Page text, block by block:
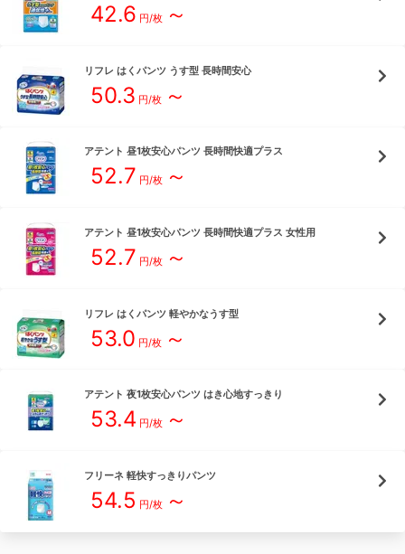
42.6 円/枚 ～
リフレ はくパンツ うす型 長時間安心
50.3 円/枚 ～
アテント 昼1枚安心パンツ 長時間快適プラス
52.7 円/枚 ～
アテント 昼1枚安心パンツ 長時間快適プラス 女性用
52.7 円/枚 ～
リフレ はくパンツ 軽やかなうす型
53.0 円/枚 ～
アテント 夜1枚安心パンツ はき心地すっきり
53.4 円/枚 ～
フリーネ 軽快すっきりパンツ
54.5 円/枚 ～